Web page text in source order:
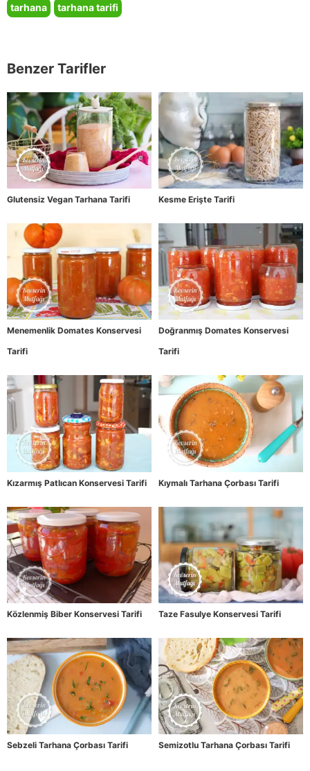
tarhana
tarhana tarifi
Benzer Tarifler
Glutensiz Vegan Tarhana Tarifi Kesme Erişte Tarifi
Menemenlik Domates Konservesi
Tarifi
Doğranmış Domates Konservesi
Tarifi
Kızarmış Patlıcan Konservesi Tarifi Kıymalı Tarhana Çorbası Tarifi
Közlenmiş Biber Konservesi Tarifi Taze Fasulye Konservesi Tarifi
Sebzeli Tarhana Çorbası Tarifi Semizotlu Tarhana Çorbası Tarifi